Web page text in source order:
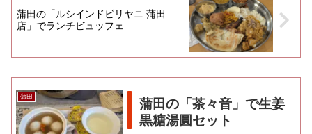
蒲田の「ルシインドビリヤニ 蒲田
店」でランチビュッフェ
蒲田
蒲田の「茶々音」で生姜
黒糖湯圓セット